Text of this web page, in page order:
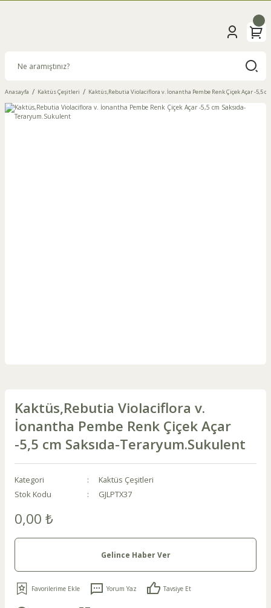
Anasayfa Kaktüs Çeşitleri Kaktüs,Rebutia Violaciflora v. İonantha Pembe Renk Çiçek Açar -5,5
Kaktüs,Rebutia Violaciflora v.
İonantha Pembe Renk Çiçek Açar
-5,5 cm Saksıda-Teraryum.Sukulent
Kategori
Kaktüs Çeşitleri
Stok Kodu
GJLPTX37
0,00 ₺
Gelince Haber Ver
Yorum Yaz Tavsiye Et